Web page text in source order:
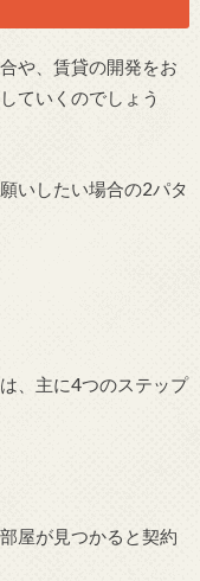
や、賃貸の開発をお
ていくのでしょう
いしたい場合の2パタ
、主に4つのステップ
屋が見つかると契約